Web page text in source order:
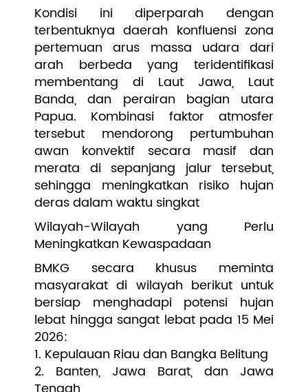
Kondisi ini diperparah dengan
terbentuknya daerah konfluensi zona
pertemuan arus massa udara dari
arah berbeda yang teridentifikasi
membentang di Laut Jawa, Laut
Banda, dan perairan bagian utara
Papua. Kombinasi faktor atmosfer
tersebut mendorong pertumbuhan
awan konvektif secara masif dan
merata di sepanjang jalur tersebut,
sehingga meningkatkan risiko hujan
deras dalam waktu singkat
Wilayah-Wilayah yang Perlu
Meningkatkan Kewaspadaan
BMKG secara khusus meminta
masyarakat di wilayah berikut untuk
bersiap menghadapi potensi hujan
lebat hingga sangat lebat pada 15 Mei
2026:
1. Kepulauan Riau dan Bangka Belitung
2. Banten, Jawa Barat, dan Jawa